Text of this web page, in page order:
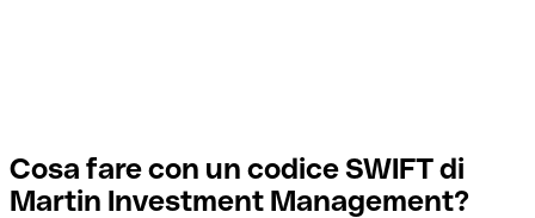
Cosa fare con un codice SWIFT di
Martin Investment Management?